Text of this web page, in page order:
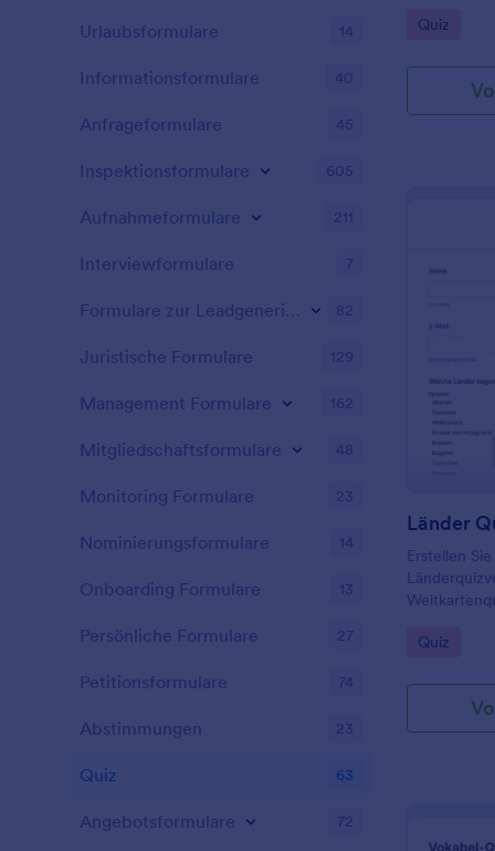
Go to
Quiz
Länder
Erstellen
Bilder
ziehen und
Go to
Quiz
Urlaubsformulare 14
Informationsformulare 40
Anfrageformulare 45
Inspektionsformulare 605
Aufnahmeformulare 211
Interviewformulare 7
Formulare zur Leadgenerierung 82
Juristische Formulare 129
Management Formulare 162
Mitgliedschaftsformulare 48
Monitoring Formulare 23
Nominierungsformulare 14
Onboarding Formulare 13
Persönliche Formulare 27
Petitionsformulare 74
Abstimmungen 23
Quiz 63
Angebotsformulare 72